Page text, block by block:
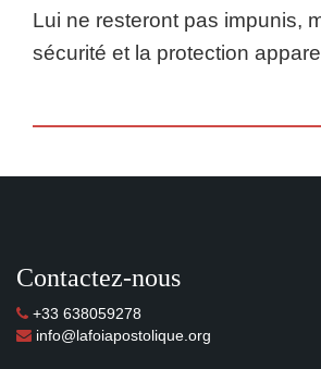
Lui ne resteront pas impunis,
sécurité et la protection
Contactez-nous
+33 638059278
info@lafoiapostolique.org